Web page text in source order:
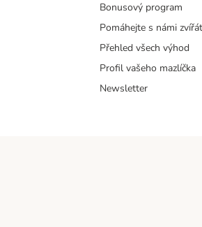
Bonusový program
Pomáhejte s námi
Přehled všech výhod
Profil vašeho mazlíčka
Newsletter